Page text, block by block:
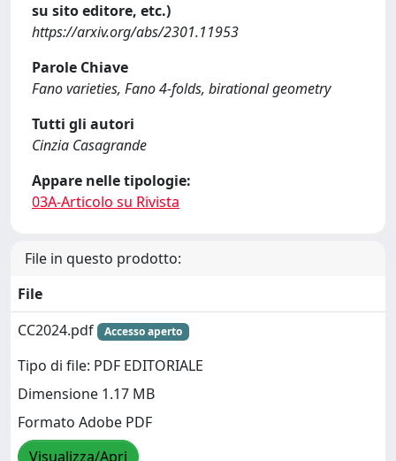
su sito editore, etc.)
https://arxiv.org/abs/2301.11953
Parole Chiave
Fano varieties, Fano 4-folds, birational geometry
Tutti gli autori
Cinzia Casagrande
Appare nelle tipologie:
03A-Articolo su Rivista
File in questo prodotto:
File
CC2024.pdf
Accesso aperto
Tipo di file: PDF EDITORIALE
Dimensione 1.17 MB
Formato Adobe PDF
Visualizza/Apri